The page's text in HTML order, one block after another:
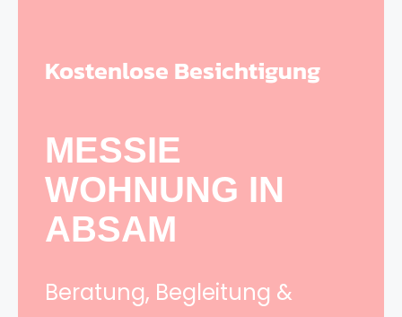
Kostenlose Besichtigung
MESSIE
WOHNUNG IN
ABSAM
Beratung, Begleitung &